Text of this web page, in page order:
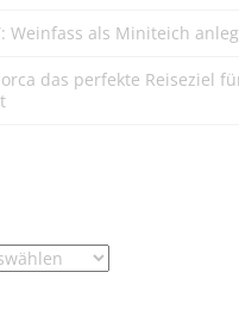
Weinfass als Miniteich
das perfekte Reiseziel